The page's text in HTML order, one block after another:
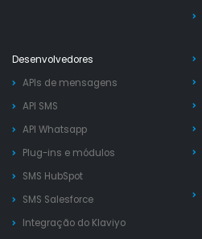
Desenvolvedores
APIs de mensagens
API SMS
API Whatsapp
Plug-ins e módulos
SMS HubSpot
SMS Salesforce
Integração do Klaviyo